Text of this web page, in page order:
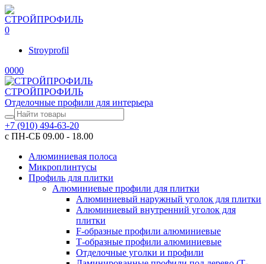
0
Stroyprofil
0000
СТРОЙПРОФИЛЬ
Отделочные профили для интерьера
+7 (910) 494-63-20
с ПН-СБ 09.00 - 18.00
Алюминиевая полоса
Микроплинтусы
Профиль для плитки
Алюминиевые профили для плитки
Алюминиевый наружный уголок для плитки
Алюминиевый внутренний уголок для
плитки
F-образные профили алюминиевые
Т-образные профили алюминиевые
Отделочные уголки и профили